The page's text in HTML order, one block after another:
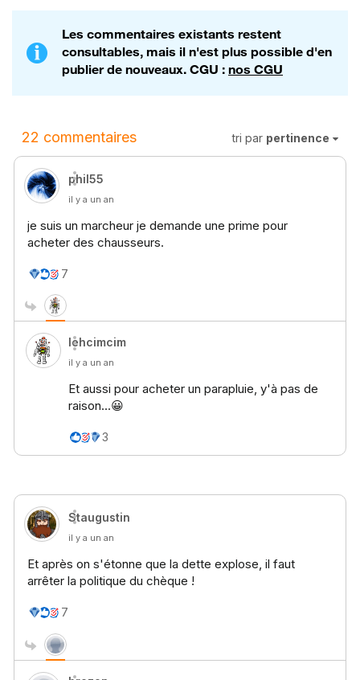
Les commentaires existants restent
consultables, mais il n'est plus possible d'en
publier de nouveaux. CGU : nos CGU